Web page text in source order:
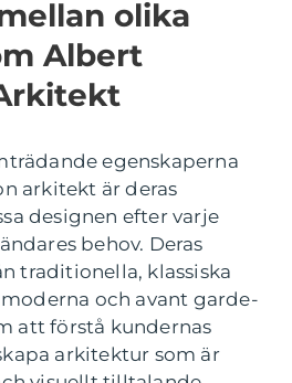
olika
Albert
egenskaperna
arkitekt är deras
designen efter varje
behov. Deras
traditionella, klassiska
och avant garde-
att förstå kundernas
arkitektur som är